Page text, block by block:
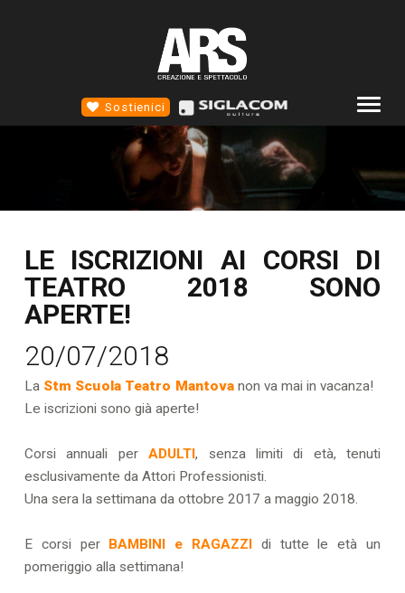
Sostienici
EVENTI
NEWS
SCUOLA STM
CONTATTI
SOCIAL
LE ISCRIZIONI AI CORSI DI
TEATRO 2018 SONO
APERTE!
20/07/2018
La Stm Scuola Teatro Mantova non va mai in vacanza!
Le iscrizioni sono già aperte!
Corsi annuali perADULTI, senza limiti di età, tenuti
esclusivamente da Attori Professionisti.
Una sera la settimana da ottobre 2017 a maggio 2018.
E corsi per BAMBINI e RAGAZZI di tutte le età un
pomeriggio alla settimana!